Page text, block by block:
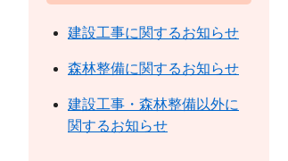
建設工事に関するお知らせ
森林整備に関するお知らせ
建設工事・森林整備以外に
関するお知らせ